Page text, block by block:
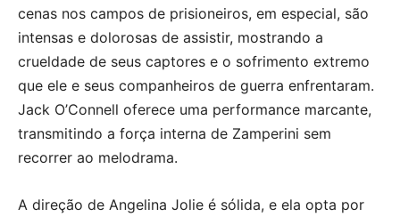
cenas nos campos de prisioneiros, em especial, são
intensas e dolorosas de assistir, mostrando a
crueldade de seus captores e o sofrimento extremo
que ele e seus companheiros de guerra enfrentaram.
Jack O’Connell oferece uma performance marcante,
transmitindo a força interna de Zamperini sem
recorrer ao melodrama.
A direção de Angelina Jolie é sólida, e ela opta por